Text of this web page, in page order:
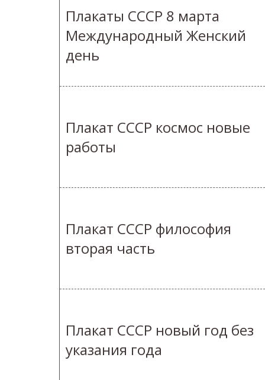
Плакаты СССР 8 марта
Международный Женский
день
Плакат СССР космос новые
работы
Плакат СССР философия
вторая часть
Плакат СССР новый год без
указания года